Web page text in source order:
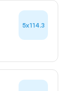
5x114.3